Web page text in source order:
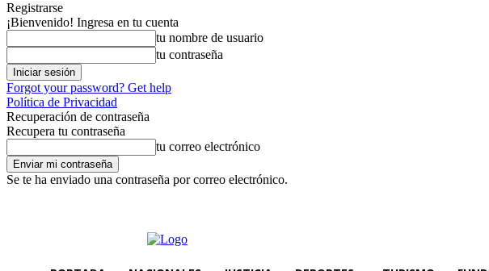
Registrarse
¡Bienvenido! Ingresa en tu cuenta
tu nombre de usuario
tu contraseña
Forgot your password? Get help
Política de Privacidad
Recuperación de contraseña
Recupera tu contraseña
tu correo electrónico
Se te ha enviado una contraseña por correo electrónico.